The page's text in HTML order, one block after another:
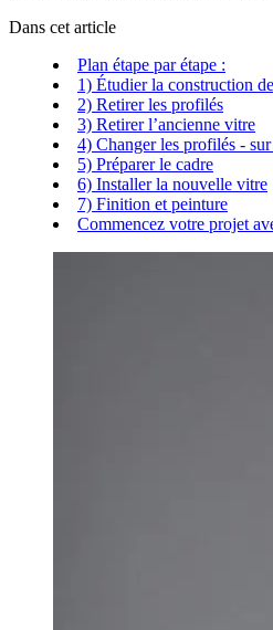
Dans cet article
Plan étape par étape :
1) Étudier la construction
2) Retirer les profilés
3) Retirer l’ancienne vitre
4) Changer les profilés - sur
5) Préparer le cadre
6) Installer la nouvelle vitre
7) Finition et peinture
Commencez votre projet